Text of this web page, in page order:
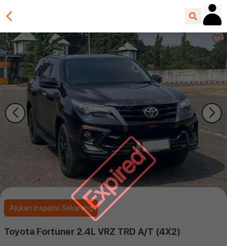
Expired
Ajukan Inspeksi Sekarang
Toyota Fortuner 2.4L VRZ TRD A/T (4X2)